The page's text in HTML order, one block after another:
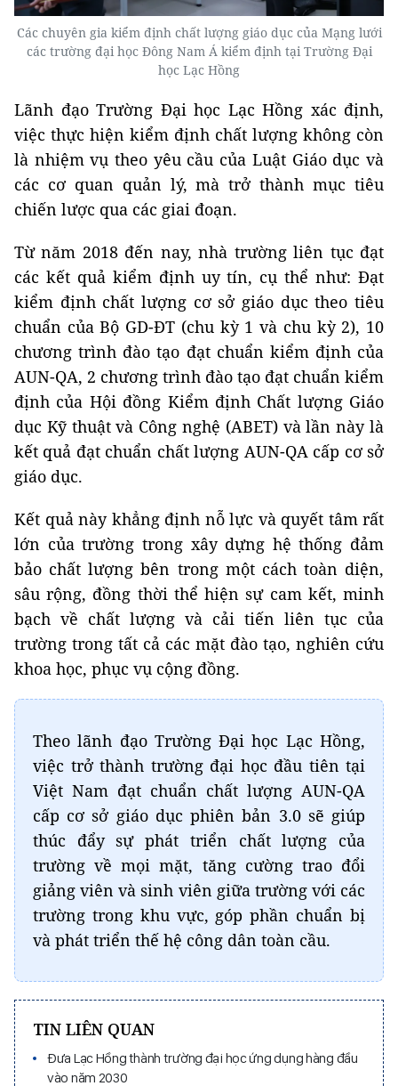
Các chuyên gia kiểm định chất lượng giáo dục của Mạng lưới
các trường đại học Đông Nam Á kiểm định tại Trường Đại
học Lạc Hồng
Lãnh đạo Trường Đại học Lạc Hồng xác định,
việc thực hiện kiểm định chất lượng không còn
là nhiệm vụ theo yêu cầu của Luật Giáo dục và
các cơ quan quản lý, mà trở thành mục tiêu
chiến lược qua các giai đoạn.
Từ năm 2018 đến nay, nhà trường liên tục đạt
các kết quả kiểm định uy tín, cụ thể như: Đạt
kiểm định chất lượng cơ sở giáo dục theo tiêu
chuẩn của Bộ GD-ĐT (chu kỳ 1 và chu kỳ 2), 10
chương trình đào tạo đạt chuẩn kiểm định của
AUN-QA, 2 chương trình đào tạo đạt chuẩn kiểm
định của Hội đồng Kiểm định Chất lượng Giáo
dục Kỹ thuật và Công nghệ (ABET) và lần này là
kết quả đạt chuẩn chất lượng AUN-QA cấp cơ sở
giáo dục.
Kết quả này khẳng định nỗ lực và quyết tâm rất
lớn của trường trong xây dựng hệ thống đảm
bảo chất lượng bên trong một cách toàn diện,
sâu rộng, đồng thời thể hiện sự cam kết, minh
bạch về chất lượng và cải tiến liên tục của
trường trong tất cả các mặt đào tạo, nghiên cứu
khoa học, phục vụ cộng đồng.
Theo lãnh đạo Trường Đại học Lạc Hồng,
việc trở thành trường đại học đầu tiên tại
Việt Nam đạt chuẩn chất lượng AUN-QA
cấp cơ sở giáo dục phiên bản 3.0 sẽ giúp
thúc đẩy sự phát triển chất lượng của
trường về mọi mặt, tăng cường trao đổi
giảng viên và sinh viên giữa trường với các
trường trong khu vực, góp phần chuẩn bị
và phát triển thế hệ công dân toàn cầu.
TIN LIÊN QUAN
Đưa Lạc Hồng thành trường đại học ứng dụng hàng đầu
vào năm 2030